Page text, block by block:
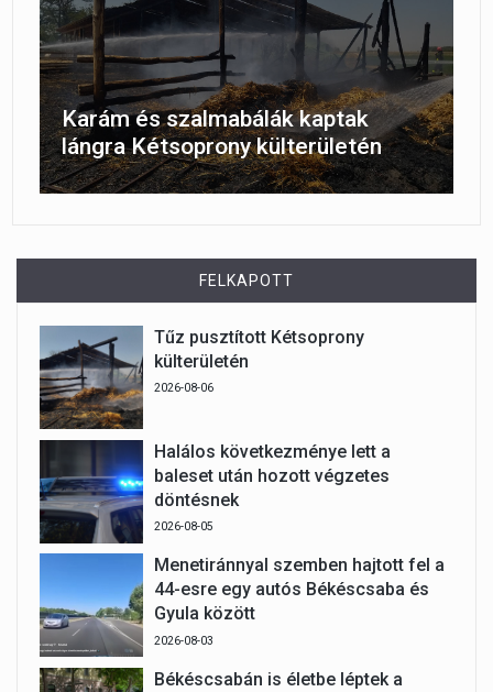
Karám és szalmabálák kaptak
lángra Kétsoprony külterületén
FELKAPOTT
Tűz pusztított Kétsoprony
külterületén
2026-08-06
Halálos következménye lett a
baleset után hozott végzetes
döntésnek
2026-08-05
Menetiránnyal szemben hajtott fel a
44-esre egy autós Békéscsaba és
Gyula között
2026-08-03
Békéscsabán is életbe léptek a